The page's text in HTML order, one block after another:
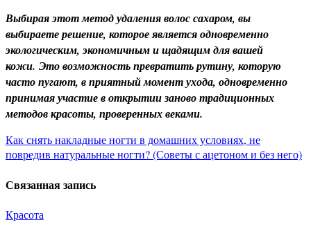
Выбирая этот метод удаления волос сахаром, вы
выбираете решение, которое является одновременно
экологическим, экономичным и щадящим для вашей
кожи. Это возможность превратить рутину, которую
часто пугают, в приятный момент ухода, одновременно
принимая участие в открытии заново традиционных
методов красоты, проверенных веками.
Навигация
по
записям
Как снять накладные ногти в домашних условиях, не
повредив натуральные ногти? (Советы с ацетоном и без него)
Связанная запись
Красота